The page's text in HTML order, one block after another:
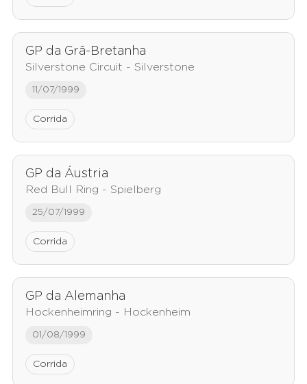
GP da Grã-Bretanha
Silverstone Circuit - Silverstone
11/07/1999
Corrida
GP da Áustria
Red Bull Ring - Spielberg
25/07/1999
Corrida
GP da Alemanha
Hockenheimring - Hockenheim
01/08/1999
Corrida